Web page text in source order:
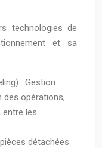
technologies de
et sa
: Gestion
des opérations,
les
détachées